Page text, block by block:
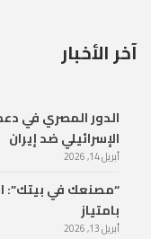
آخر الأخبار
الدور المصري في
الإسرائيلي ضد إيران
أبريل 14, 2026
“مصنعك في بيتك”:
بامتياز
أبريل 13, 2026